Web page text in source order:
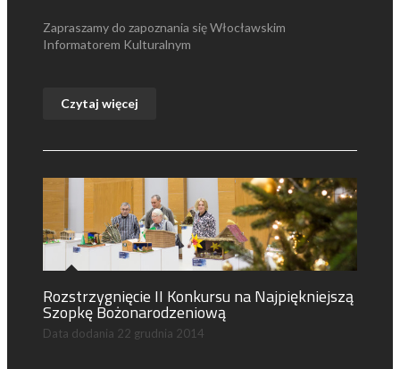
Zapraszamy do zapoznania się Włocławskim
Informatorem Kulturalnym
Czytaj więcej
Rozstrzygnięcie II Konkursu na Najpiękniejszą
Szopkę Bożonarodzeniową
Data dodania 22 grudnia 2014